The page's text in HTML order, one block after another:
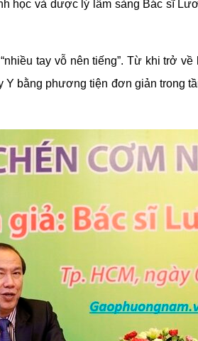
học và dược lý lâm sàng Bác sĩ
tay vỗ nên tiếng”. Từ khi trở
bằng phương tiện đơn giản trong